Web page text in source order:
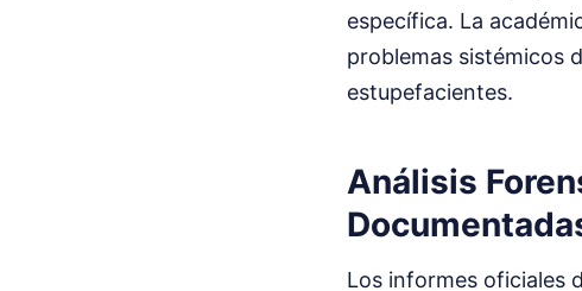
específica. La
problemas sistémicos
estupefacientes.
Análisis
Los informes oficiales